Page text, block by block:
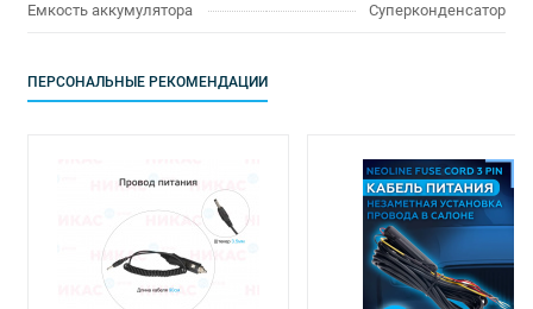
Емкость аккумулятора
Суперконденсатор
ПЕРСОНАЛЬНЫЕ РЕКОМЕНДАЦИИ